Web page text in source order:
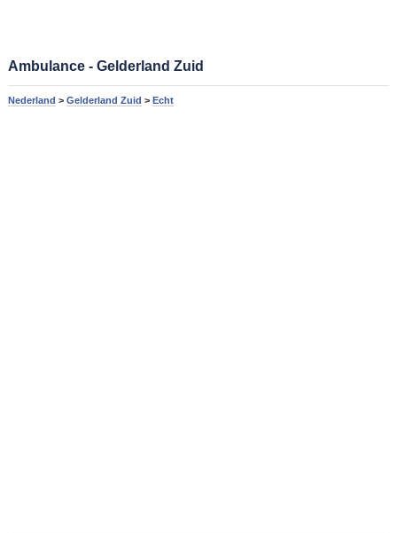
Ambulance - Gelderland Zuid
Nederland > Gelderland Zuid > Echt